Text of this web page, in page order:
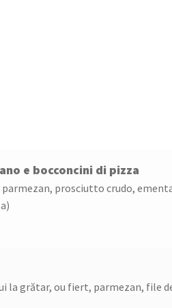
e bocconcini di pizza
prosciutto crudo,
la grătar, ou fiert, parmezan, file